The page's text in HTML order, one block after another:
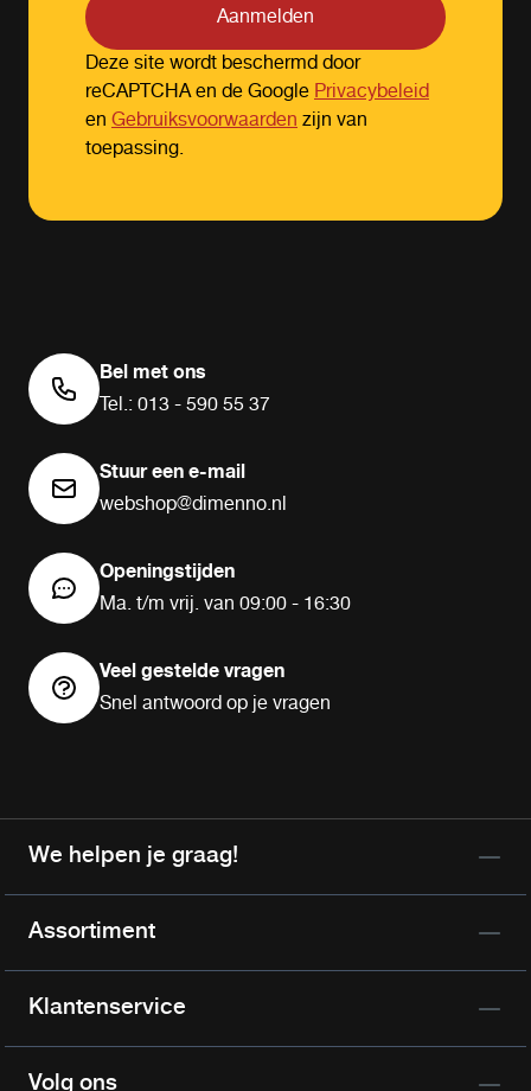
Aanmelden
Deze site wordt beschermd door
reCAPTCHA en de GooglePrivacybeleid
en Gebruiksvoorwaardenzijn van
toepassing.
Bel met ons
Tel.: 013 - 590 55 37
Stuur een e-mail
webshop@dimenno.nl
Openingstijden
Ma. t/m vrij. van 09:00 - 16:30
Veel gestelde vragen
Snel antwoord op je vragen
We helpen je graag!
Assortiment
Klantenservice
Volg ons